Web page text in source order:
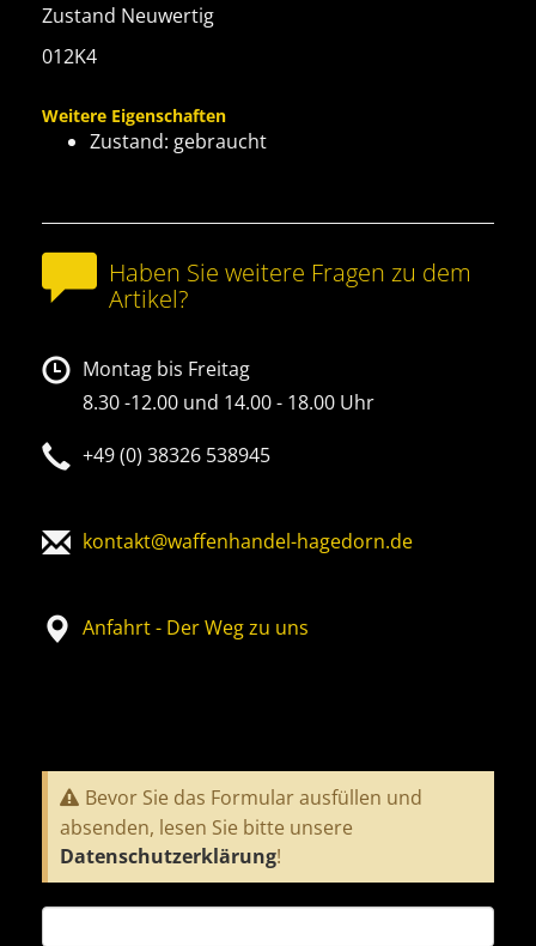
Zustand Neuwertig
012K4
Weitere Eigenschaften
Zustand: gebraucht
Haben Sie weitere Fragen zu dem
Artikel?
Montag bis Freitag
8.30 -12.00 und 14.00 - 18.00 Uhr
+49 (0) 38326 538945
kontakt@waffenhandel-hagedorn.de
Anfahrt - Der Weg zu uns
Bevor Sie das Formular ausfüllen und
absenden, lesen Sie bitte unsere
Datenschutzerklärung!